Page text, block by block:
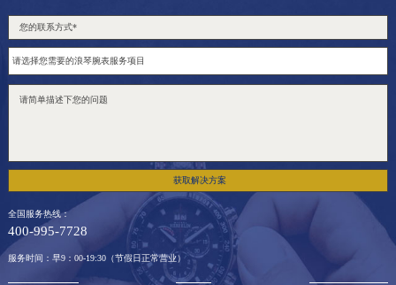
获取解决方案
全国服务热线：
400-995-7728
服务时间：早9：00-19:30（节假日正常营业）